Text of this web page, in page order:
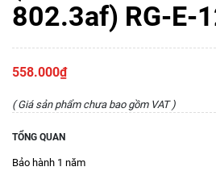
802.3af) RG-E-
558.000₫
( Giá sản phẩm chưa bao gồm VAT )
TỔNG QUAN
Bảo hành 1 năm